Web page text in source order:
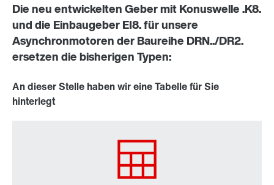
Die neu entwickelten Geber mit Konuswelle .K8.
und die Einbaugeber EI8. für unsere
Asynchronmotoren der Baureihe DRN../DR2.
ersetzen die bisherigen Typen:
An dieser Stelle haben wir eine Tabelle für Sie
hinterlegt